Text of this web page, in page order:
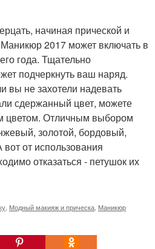
начиная прической и
2017 может включать в
года. Тщательно
подчеркнуть ваш наряд.
вы не захотели надевать
сдержанный цвет, можете
цветом. Отличным выбором
золотой, бордовый,
от использования
отказаться - петушок их
Модный макияж и прическа Маникюр